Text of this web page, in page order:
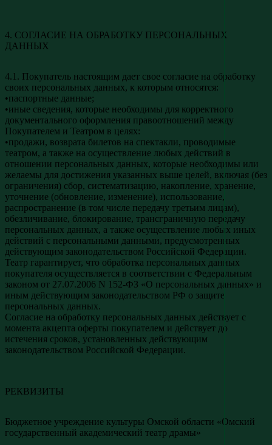
4. СОГЛАСИЕ НА ОБРАБОТКУ ПЕРСОНАЛЬНЫХ
ДАННЫХ
4.1. Покупатель настоящим дает свое согласие на обработку
своих персональных данных, к которым относятся:
•паспортные данные;
•иные сведения, которые необходимы для корректного
документального оформления правоотношений между
Покупателем и Театром в целях:
•продажи, возврата билетов на спектакли, проводимые
театром, а также на осуществление любых действий в
отношении персональных данных, которые необходимы или
желаемы для достижения указанных выше целей, включая (без
ограничения) сбор, систематизацию, накопление, хранение,
уточнение (обновление, изменение), использование,
распространение (в том числе передачу третьим лицам),
обезличивание, блокирование, трансграничную передачу
персональных данных, а также осуществление любых иных
действий с персональными данными, предусмотренных
действующим законодательством Российской Федерации.
Театр гарантирует, что обработка персональных данных
покупателя осуществляется в соответствии с Федеральным
законом от 27.07.2006 N 152-ФЗ «О персональных данных» и
иным действующим законодательством РФ о защите
персональных данных.
Согласие на обработку персональных данных действует с
момента акцепта оферты покупателем и действует до
истечения сроков, установленных действующим
законодательством Российской Федерации.
РЕКВИЗИТЫ
Бюджетное учреждение культуры Омской области «Омский
государственный академический театр драмы»